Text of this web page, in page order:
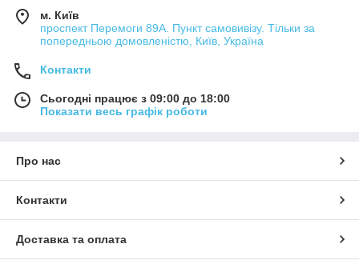
м. Київ
проспект Перемоги 89А. Пункт самовивізу. Тільки за
попередньою домовленістю, Київ, Україна
Контакти
Сьогодні працює з 09:00 до 18:00
Показати весь графік роботи
Про нас
Контакти
Доставка та оплата